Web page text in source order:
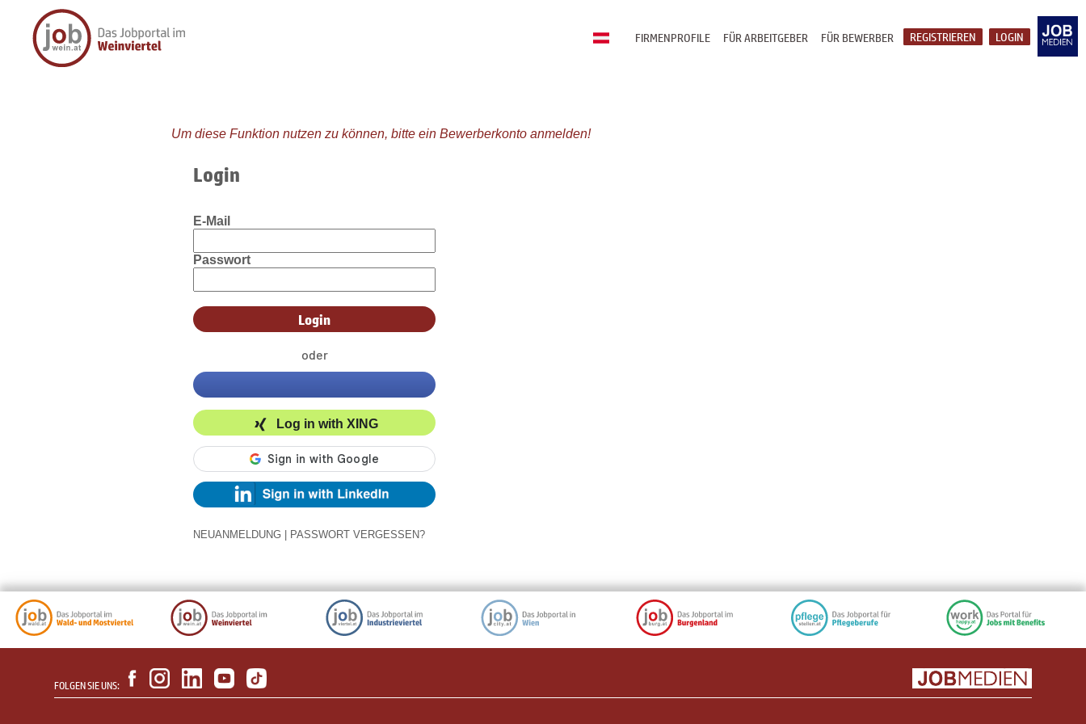
LOGIN
REGISTRIEREN
FÜR BEWERBER
FÜR ARBEITGEBER
FIRMENPROFILE
Um diese Funktion nutzen zu können, bitte ein Bewerberkonto anmelden!
Login
E-Mail
Passwort
oder
Log in with XING
NEUANMELDUNG PASSWORT VERGESSEN?
FOLGEN SIE UNS: